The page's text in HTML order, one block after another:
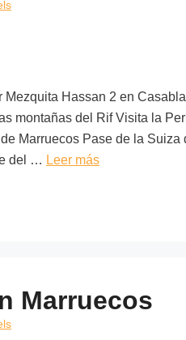
Mezquita Hassan 2 en
montañas del Rif Visita la
Marruecos Pase de la
del … Leer más
Marruecos